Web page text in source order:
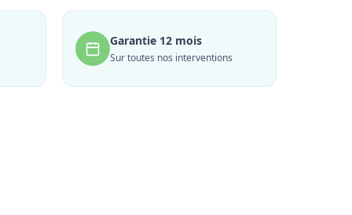
Garantie 12 mois
Sur toutes nos interventions